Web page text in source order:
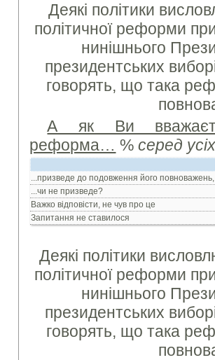
Деякі політики
політичної реформи
нинішнього
президентських
говорять, що така
А як Ви
реформа… %серед
...призведе до подовження його повноважень,
...чи не призведе?
Важко відповісти, не чув про це
Запитання не ставилося
Деякі політики
політичної реформи
нинішнього
президентських
говорять, що така